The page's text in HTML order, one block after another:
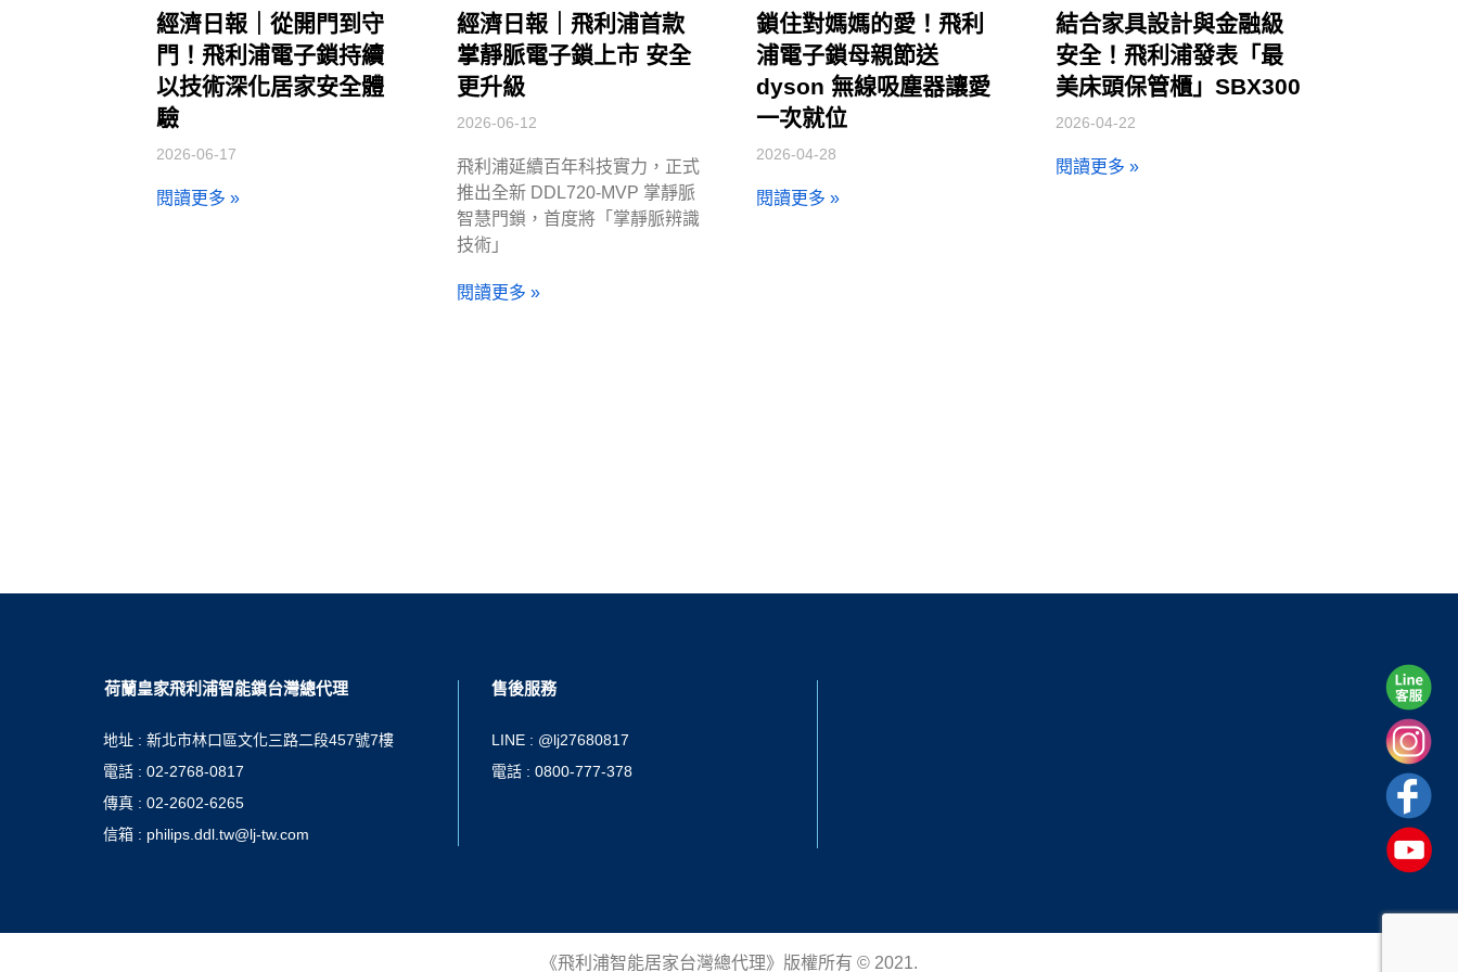
經濟日報｜從開門到守
門！飛利浦電子鎖持續
以技術深化居家安全體
驗
2026-06-17
閱讀更多 »
經濟日報｜飛利浦首款
掌靜脈電子鎖上市 安全
更升級
2026-06-12
飛利浦延續百年科技實力，正式
推出全新 DDL720-MVP 掌靜脈
智慧門鎖，首度將「掌靜脈辨識
技術」
閱讀更多 »
鎖住對媽媽的愛！飛利
浦電子鎖母親節送
dyson 無線吸塵器讓愛
一次就位
2026-04-28
閱讀更多 »
結合家具設計與金融級
安全！飛利浦發表「最
美床頭保管櫃」SBX300
2026-04-22
閱讀更多 »
荷蘭皇家飛利浦智能鎖台灣總代理
地址 : 新北市林口區文化三路二段457號7樓
電話 : 02-2768-0817
傳真 : 02-2602-6265
信箱 : philips.ddl.tw@lj-tw.com
售後服務
LINE : @lj27680817
電話 : 0800-777-378
《飛利浦智能居家台灣總代理》版權所有 © 2021.